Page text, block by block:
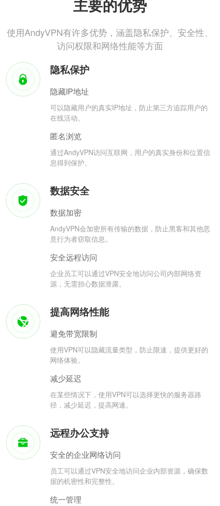
主要的优势
使用AndyVPN有许多优势，涵盖隐私保护、安全性、
访问权限和网络性能等方面
隐私保护
隐藏IP地址
可以隐藏用户的真实IP地址，防止第三方追踪用户的
在线活动。
匿名浏览
通过AndyVPN访问互联网，用户的真实身份和位置信
息得到保护。
数据安全
数据加密
AndyVPN会加密所有传输的数据，防止黑客和其他恶
意行为者窃取信息。
安全远程访问
企业员工可以通过VPN安全地访问公司内部网络资
源，无需担心数据泄露。
提高网络性能
避免带宽限制
使用VPN可以隐藏流量类型，防止限速，提供更好的
网络体验。
减少延迟
在某些情况下，使用VPN可以选择更快的服务器路
径，减少延迟，提高网速。
远程办公支持
安全的企业网络访问
员工可以通过VPN安全地访问企业内部资源，确保数
据的机密性和完整性。
统一管理